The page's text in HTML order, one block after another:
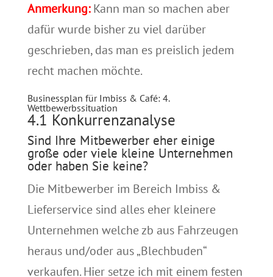
Anmerkung:Kann man so machen aber
dafür wurde bisher zu viel darüber
geschrieben, das man es preislich jedem
recht machen möchte.
Businessplan für Imbiss & Café: 4.
Wettbewerbssituation
4.1 Konkurrenzanalyse
Sind Ihre Mitbewerber eher einige
große oder viele kleine Unternehmen
oder haben Sie keine?
Die Mitbewerber im Bereich Imbiss &
Lieferservice sind alles eher kleinere
Unternehmen welche zb aus Fahrzeugen
heraus und/oder aus „Blechbuden“
verkaufen. Hier setze ich mit einem festen